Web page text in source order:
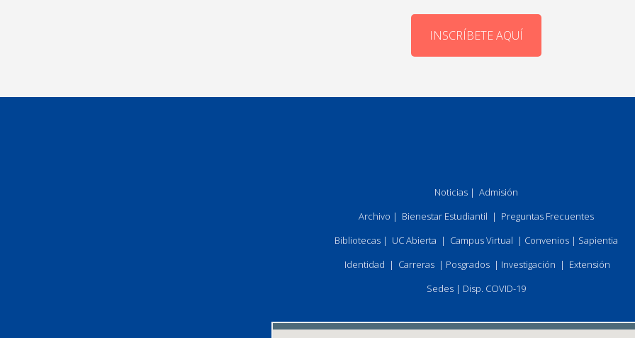
INSCRÍBETE AQUÍ
Noticias| Admisión
Archivo | Bienestar Estudiantil | Preguntas Frecuentes
Bibliotecas| UC Abierta | Campus Virtual | Convenios| Sapientia
Identidad | Carreras| Posgrados| Investigación | Extensión
Sedes| Disp. COVID-19